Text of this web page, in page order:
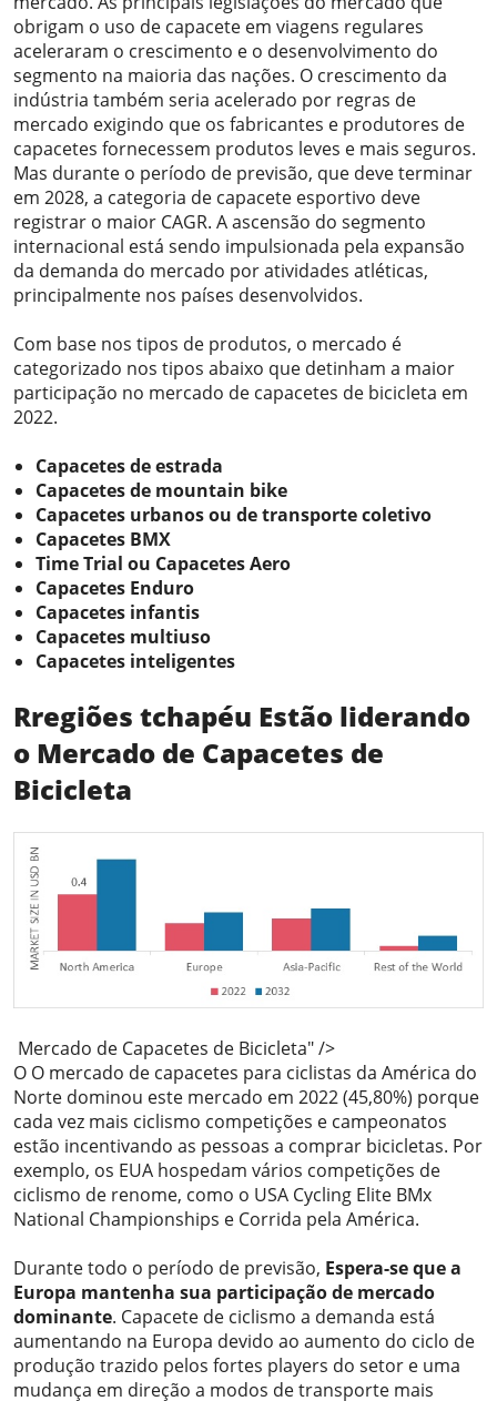
obrigam o uso de capacete em viagens regulares
aceleraram o crescimento e o desenvolvimento do
segmento na maioria das nações. O crescimento da
indústria também seria acelerado por regras de
mercado exigindo que os fabricantes e produtores de
capacetes fornecessem produtos leves e mais seguros.
Mas durante o período de previsão, que deve terminar
em 2028, a categoria de capacete esportivo deve
registrar o maior CAGR. A ascensão do segmento
internacional está sendo impulsionada pela expansão
da demanda do mercado por atividades atléticas,
principalmente nos países desenvolvidos.
Com base nos tipos de produtos, o mercado é
categorizado nos tipos abaixo que detinham a maior
participação no mercado de capacetes de bicicleta em
2022.
Capacetes de estrada
Capacetes de mountain bike
Capacetes urbanos ou de transporte coletivo
Capacetes BMX
Time Trial ou Capacetes Aero
Capacetes Enduro
Capacetes infantis
Capacetes multiuso
Capacetes inteligentes
Rregiões tchapéu Estão liderando
o Mercado de Capacetes de
Bicicleta
Mercado de Capacetes de Bicicleta" />
O O mercado de capacetes para ciclistas da América do
Norte dominou este mercado em 2022 (45,80%) porque
cada vez mais ciclismo competições e campeonatos
estão incentivando as pessoas a comprar bicicletas. Por
exemplo, os EUA hospedam vários competições de
ciclismo de renome, como o USA Cycling Elite BMx
National Championships e Corrida pela América.
Durante todo o período de previsão, Espera-se que a
Europa mantenha sua participação de mercado
dominante. Capacete de ciclismo a demanda está
aumentando na Europa devido ao aumento do ciclo de
produção trazido pelos fortes players do setor e uma
mudança em direção a modos de transporte mais